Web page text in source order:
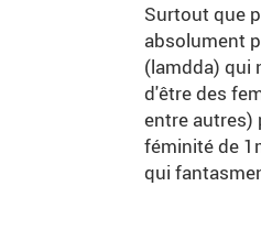
Surtout que
absolument
(lamdda) qui
d'être des
entre autres)
féminité de
qui